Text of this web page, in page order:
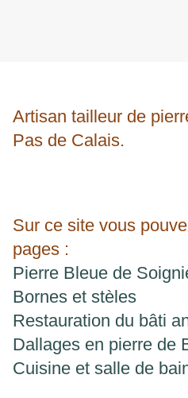
Artisan tailleur de
Pas de Calais.
Sur ce site vous
pages :
Pierre Bleue de
Bornes et stèles
Restauration du bâti
Dallages en pierre de
Cuisine et salle de